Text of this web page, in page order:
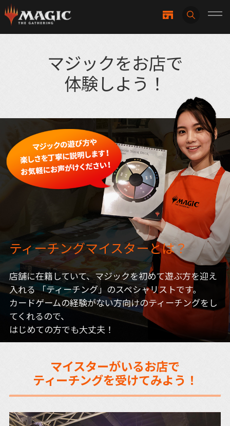
マジックをお店で
体験しよう！
ティーチングマイスターとは？
店舗に在籍していて、マジックを初めて遊ぶ方を迎え
入れる「ティーチング」のスペシャリストです。
カードゲームの経験がない方向けのティーチングをし
てくれるので、
はじめての方でも大丈夫！
マイスターがいるお店で
ティーチングを受けてみよう！